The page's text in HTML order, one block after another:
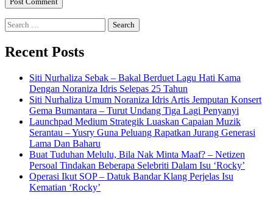
Search
for:
Recent Posts
Siti Nurhaliza Sebak – Bakal Berduet Lagu Hati Kama
Dengan Noraniza Idris Selepas 25 Tahun
Siti Nurhaliza Umum Noraniza Idris Artis Jemputan Konsert
Gema Bumantara – Turut Undang Tiga Lagi Penyanyi
Launchpad Medium Strategik Luaskan Capaian Muzik
Serantau – Yusry Guna Peluang Rapatkan Jurang Generasi
Lama Dan Baharu
Buat Tuduhan Melulu, Bila Nak Minta Maaf? – Netizen
Persoal Tindakan Beberapa Selebriti Dalam Isu ‘Rocky’
Operasi Ikut SOP – Datuk Bandar Klang Perjelas Isu
Kematian ‘Rocky’